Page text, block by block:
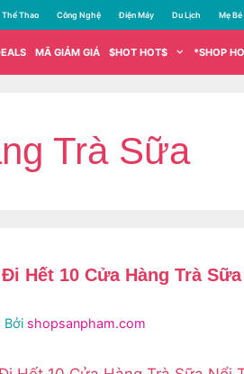
Thể Thao Công Nghệ Điện Máy Du Lịch Mẹ Bé
MÃ GIẢM GIÁ $HOT HOT$ *SHOP
Trà Sữa
Hết 10 Cửa Hàng Trà
Bởi shopsanpham.com